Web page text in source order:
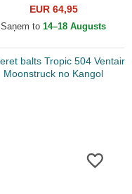
EUR 64,95
Saņem to 14–18 Augusts